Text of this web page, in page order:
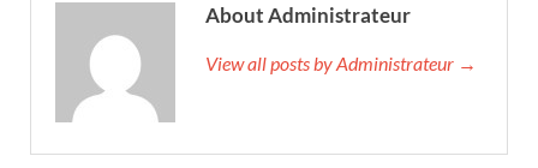
About Administrateur
View all posts by Administrateur →